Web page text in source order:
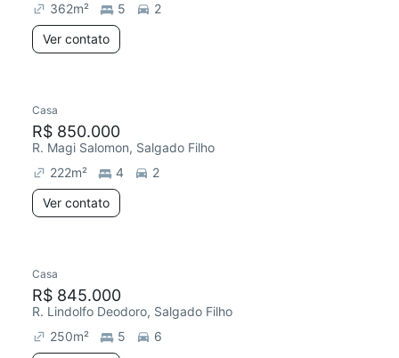
362m² 5
2
Ver contato
Casa
R$ 850.000
R. Magi Salomon, Salgado Filho
222m² 4
2
Ver contato
Casa
R$ 845.000
R. Lindolfo Deodoro, Salgado Filho
250m² 5
6